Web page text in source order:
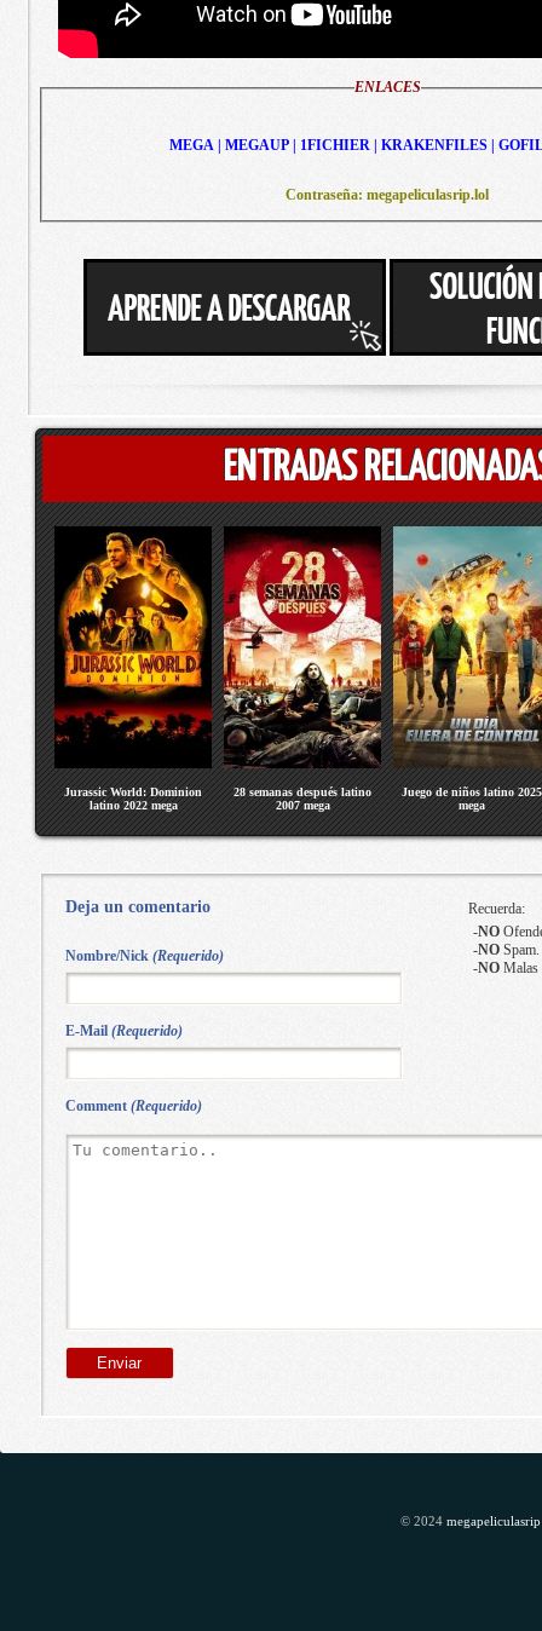
ENLACES
MEGA | MEGAUP | 1FICHIER | KRAKENFILES |
Contraseña: megapeliculasrip.lol
ENTRADAS
Jurassic World: Dominion
latino 2022 mega
28 semanas después latino
2007 mega
Juego de niños latino 2025
mega
Deja un comentario
Comment (Requerido)
Recuerda:
-NO
-NOSpam.
-NOMalas
Nombre/Nick (Requerido)
E-Mail (Requerido)
© 2024 megapeliculasrip